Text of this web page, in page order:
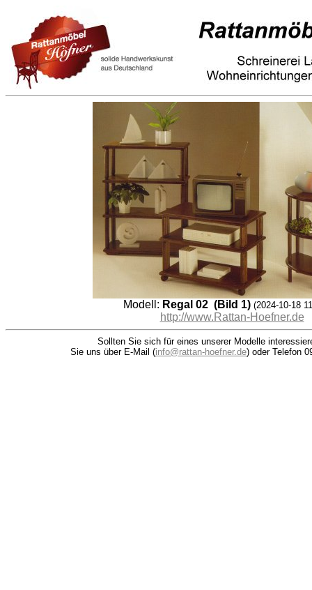
Modell: Regal 02 (Bild 1) (2024-10-18
http://www.Rattan-Hoefner.de
Sollten Sie sich für eines unserer Modelle
Sie uns über E-Mail (info@rattan-hoefner.de) oder Telefon